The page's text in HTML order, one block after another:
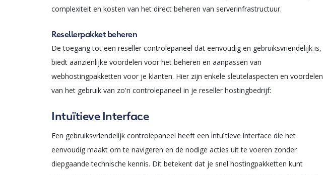
complexiteit en kosten van het direct beheren van serverinfrastructuur.
Resellerpakket beheren
De toegang tot een reseller controlepaneel dat eenvoudig en gebruiksvriendelijk is,
biedt aanzienlijke voordelen voor het beheren en aanpassen van
webhostingpakketten voor je klanten. Hier zijn enkele sleutelaspecten en voordelen
van het gebruik van zo'n controlepaneel in je reseller hostingbedrijf:
Intuïtieve Interface
Een gebruiksvriendelijk controlepaneel heeft een intuïtieve interface die het
eenvoudig maakt om te navigeren en de nodige acties uit te voeren zonder
diepgaande technische kennis. Dit betekent dat je snel hostingpakketten kunt